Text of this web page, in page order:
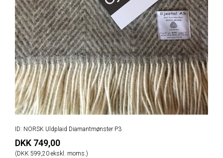
ID: NORSK Uldplaid Diamantmønster P3
DKK 749,00
(DKK 599,20 ekskl. moms.)